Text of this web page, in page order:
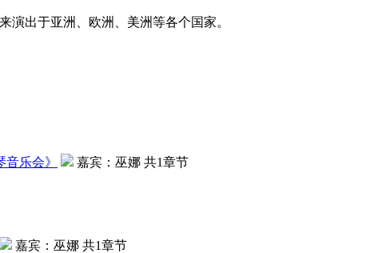
演出于亚洲、欧洲、美洲等各个国家。
音乐会》 嘉宾： 巫娜 共1章节
嘉宾： 巫娜 共1章节